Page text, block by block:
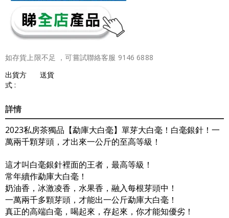
如存貨上限不足 ，可嘗試聯絡客服 9146 6888
出貨方
式 :
送貨
詳情
2023私房茶獨品【勐庫大白毫】單芽大白毫！白毫銀針！一
萬兩千顆芽頭，才出來一公斤的至高等級！
這才叫白毫銀針裡面的王者，最高等級！
常年續作勐庫大白毫！
奶油香，冰激凌香，水果香，融入每根芽頭中！
一萬兩千多顆芽頭，才能出一公斤勐庫大白毫！
真正的高端白毫，喝起來，存起來，你才能知優劣！